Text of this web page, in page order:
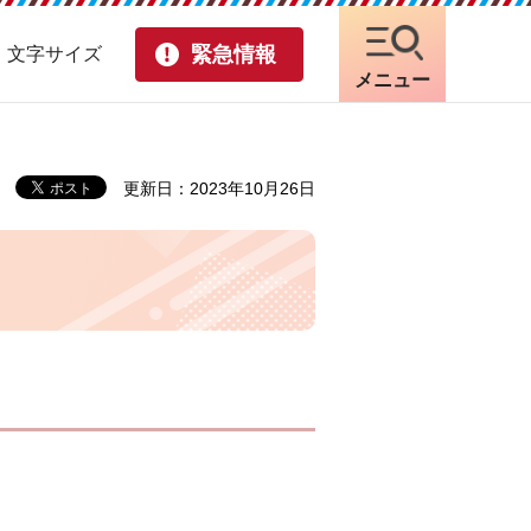
文字サイズ 緊急情報
メニュー
更新日：2023年10月26日